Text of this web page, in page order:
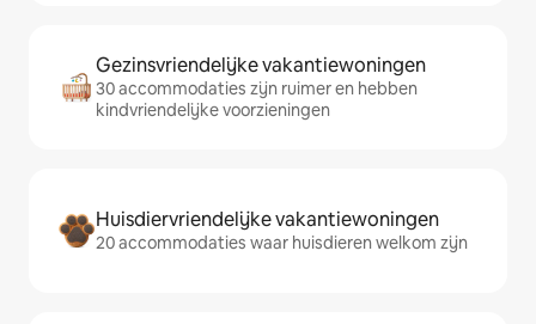
Gezinsvriendelijke vakantiewoningen
30 accommodaties zijn ruimer en hebben
kindvriendelijke voorzieningen
Huisdiervriendelijke vakantiewoningen
20 accommodaties waar huisdieren welkom zijn